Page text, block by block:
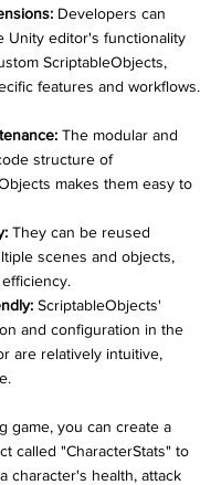
Developers can
Unity editor's functionality
ScriptableObjects,
features and workflows.
The modular and
structure of
makes them easy to
They can be reused
scenes and objects,
ScriptableObjects'
and configuration in the
are relatively intuitive,
game, you can create a
called "CharacterStats" to
character's health, attack